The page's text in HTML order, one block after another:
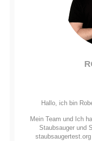
Hallo, ich bin
Mein Team und Ich
Staubsauger und